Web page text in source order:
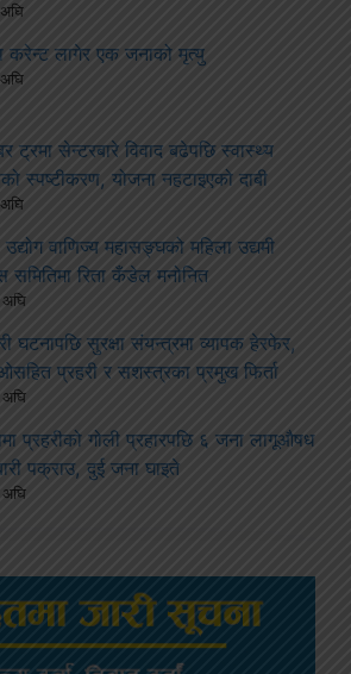
करेन्ट लागेर एक जनाको मृत्यु
ट्रमा सेन्टरबारे विवाद बढेपछि स्वास्थ्य
स्पष्टीकरण, योजना नहटाइएको दाबी
वाणिज्य महासङ्घको महिला उद्यमी
समितिमा रिता कँडेल मनोनित
अघि
घटनापछि सुरक्षा संयन्त्रमा व्यापक हेरफेर,
प्रहरी र सशस्त्रका प्रमुख फिर्ता
अघि
प्रहरीको गोली प्रहारपछि ६ जना लागूऔषध
पक्राउ, दुई जना घाइते
अघि